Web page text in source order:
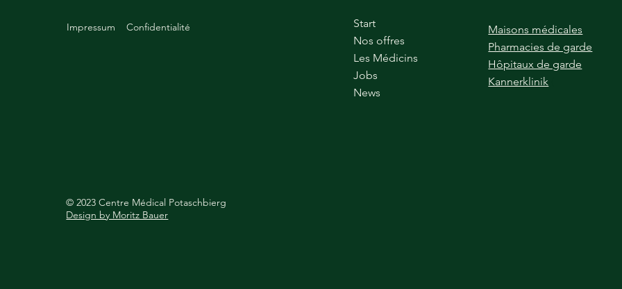
Impressum Confidentialité
© 2023 Centre Médical Potaschbierg
Design by Moritz Bauer
Start
Nos offres
Les Médicins
Jobs
News
Maisons médicales
Pharmacies de garde
Hôpitaux de garde
Kannerklinik